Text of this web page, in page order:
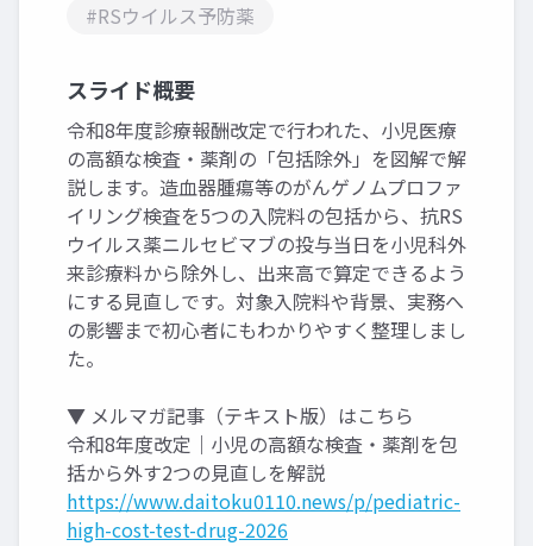
#RSウイルス予防薬
スライド概要
令和8年度診療報酬改定で行われた、小児医療
の高額な検査・薬剤の「包括除外」を図解で解
説します。造血器腫瘍等のがんゲノムプロファ
イリング検査を5つの入院料の包括から、抗RS
ウイルス薬ニルセビマブの投与当日を小児科外
来診療料から除外し、出来高で算定できるよう
にする見直しです。対象入院料や背景、実務へ
の影響まで初心者にもわかりやすく整理しまし
た。
▼ メルマガ記事（テキスト版）はこちら
令和8年度改定｜小児の高額な検査・薬剤を包
括から外す2つの見直しを解説
https://www.daitoku0110.news/p/pediatric-
high-cost-test-drug-2026